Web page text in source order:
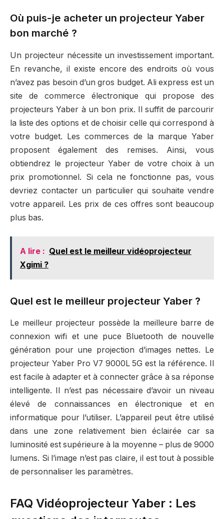
Où puis-je acheter un projecteur Yaber
bon marché ?
Un projecteur nécessite un investissement important.
En revanche, il existe encore des endroits où vous
n’avez pas besoin d’un gros budget. Ali express est un
site de commerce électronique qui propose des
projecteurs Yaber à un bon prix. Il suffit de parcourir
la liste des options et de choisir celle qui correspond à
votre budget. Les commerces de la marque Yaber
proposent également des remises. Ainsi, vous
obtiendrez le projecteur Yaber de votre choix à un
prix promotionnel. Si cela ne fonctionne pas, vous
devriez contacter un particulier qui souhaite vendre
votre appareil. Les prix de ces offres sont beaucoup
plus bas.
A lire : Quel est le meilleur vidéoprojecteur
Xgimi ?
Quel est le meilleur projecteur Yaber ?
Le meilleur projecteur possède la meilleure barre de
connexion wifi et une puce Bluetooth de nouvelle
génération pour une projection d’images nettes. Le
projecteur Yaber Pro V7 9000L 5G est la référence. Il
est facile à adapter et à connecter grâce à sa réponse
intelligente. Il n’est pas nécessaire d’avoir un niveau
élevé de connaissances en électronique et en
informatique pour l’utiliser. L’appareil peut être utilisé
dans une zone relativement bien éclairée car sa
luminosité est supérieure à la moyenne – plus de 9000
lumens. Si l’image n’est pas claire, il est tout à possible
de personnaliser les paramètres.
FAQ Vidéoprojecteur Yaber : Les